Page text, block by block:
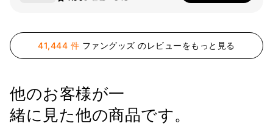
41,444 件 ファングッズ のレビューをもっと見る
他のお客様が一
緒に見た他の商品です。
1：1お問い合わせ
サービス紹介
日本語
袖タイプ
袖なし
半袖
人気ブランド
GILDAN
Champion
素材
キュレーション